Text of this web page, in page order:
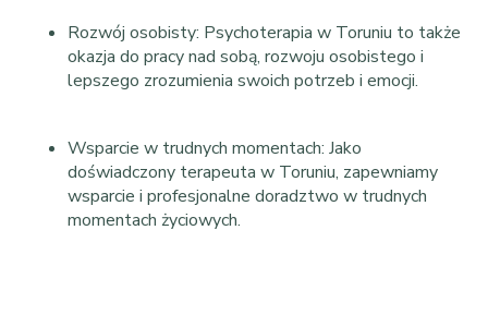
Rozwój osobisty: Psychoterapia w Toruniu to także
okazja do pracy nad sobą, rozwoju osobistego i
lepszego zrozumienia swoich potrzeb i emocji.
Wsparcie w trudnych momentach: Jako
doświadczony terapeuta w Toruniu, zapewniamy
wsparcie i profesjonalne doradztwo w trudnych
momentach życiowych.